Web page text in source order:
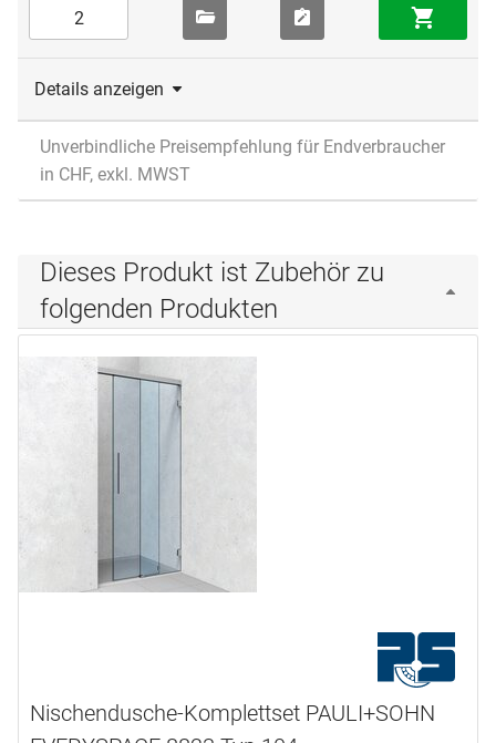
Details anzeigen
Unverbindliche Preisempfehlung für Endverbraucher
in CHF, exkl. MWST
Dieses Produkt ist Zubehör zu
folgenden Produkten
Nischendusche-Komplettset PAULI+SOHN